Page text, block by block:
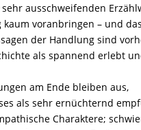
ausschweifenden
voranbringen – und
der Handlung sind
als spannend erlebt
am Ende bleiben aus,
als sehr ernüchternd
Charaktere;